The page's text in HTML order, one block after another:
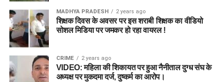
MADHYA PRADESH 2 years ago
शिक्षक दिवस के अवसर पर इस शराबी शिक्षक का वीडियो
सोशल मिडिया पर जमकर हो रहा वायरल !
CRIME 2 years ago
VIDEO: महिला की शिकायत पर हुआ नैनीताल दुग्ध संघ के
अध्यक्ष पर मुकदमा दर्ज, दुष्कर्म का आरोप।